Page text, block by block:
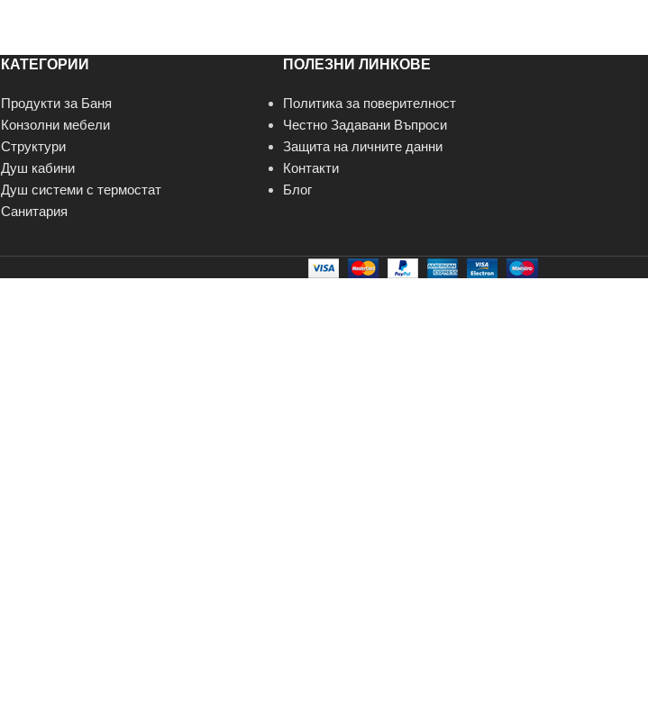
КАТЕГОРИИ
Продукти за Баня
Конзолни мебели
Структури
Душ кабини
Душ системи с термостат
Санитария
ПОЛЕЗНИ ЛИНКОВЕ
Политика за поверителност
Честно Задавани Въпроси
Защита на личните данни
Контакти
Блог